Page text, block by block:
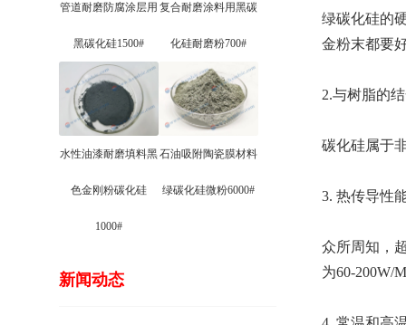
管道耐磨防腐涂层用
黑碳化硅1500#
复合耐磨涂料用黑碳
化硅耐磨粉700#
水性油漆耐磨填料黑
色金刚粉碳化硅
1000#
石油吸附陶瓷膜材料
绿碳化硅微粉6000#
新闻动态
绿碳化硅的
金粉末都要
2.与树脂的
碳化硅属于
3. 热传导性
众所周知，
为60-200W/